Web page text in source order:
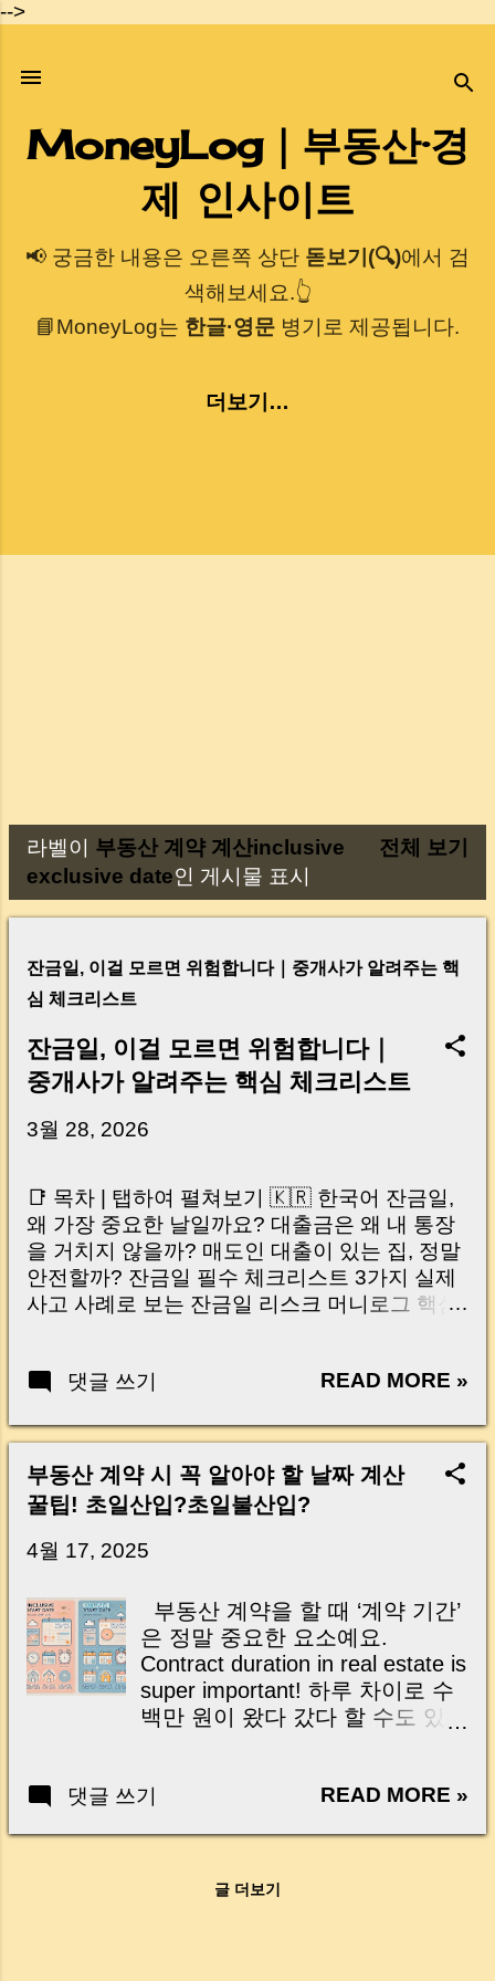
-->
기본 콘텐츠로 건너뛰기
MoneyLog｜부동산·경
제 인사이트
📢 궁금한 내용은 오른쪽 상단 돋보기(🔍)에서 검
색해보세요.👆
📘MoneyLog는 한글·영문 병기로 제공됩니다.
더보기…
글
라벨이 부동산 계약 계산inclusive
exclusive date인 게시물 표시
전체 보기
잔금일, 이걸 모르면 위험합니다｜중개사가 알려주는 핵
심 체크리스트
잔금일, 이걸 모르면 위험합니다｜
중개사가 알려주는 핵심 체크리스트
3월 28, 2026
📑 목차 | 탭하여 펼쳐보기 🇰🇷 한국어 잔금일,
왜 가장 중요한 날일까요? 대출금은 왜 내 통장
을 거치지 않을까? 매도인 대출이 있는 집, 정말
안전할까? 잔금일 필수 체크리스트 3가지 실제
사고 사례로 보는 잔금일 리스크 머니로그 핵심
Your Account Is It Safe If the Seller Has a
Real Risks and Mistakes to Avoid MoneyLog
Key Takeaway 혹시 이런 생각 해보신 적 있으
신가요? “잔금일… 그냥 돈 보내고 끝나는 거 아
닌가요?” 하지만 현장에서 보면 전혀 그렇지 않
습니다. 잔금일은 ‘서류 몇 장 처리하는 날’이 아
이는 가장 긴장되는 순간 입니다. 실제로 제가
중개 현장에서 겪었던 일입니다. 금요일 오후 3
시, 이체 한도에 막혀 송금이 멈췄고 그 자리에
서 계약이 무산될 뻔한 아찔한 상황이 있었습니
다. 또 어떤 분은 이렇게 말씀하십니다. “내 대출
인데 왜 내 통장으로 안 들어오죠?” “매도인이 대
사실은 ‘구조’를 몰라서 생기는 걱정입니다. 그래
서 오늘은 잔금일에 실제로 돈이 어떻게 움직이
는지, 왜 사고가 나는지, 그리고 무엇을 꼭 준비
드리겠습니다. 이 글 하나만 제대로 이해하시면,
댓글 쓰기 READ MORE »
부동산 계약 시 꼭 알아야 할 날짜 계산
꿀팁! 초일산입?초일불산입?
4월 17, 2025
부동산 계약을 할 때 ‘계약 기간’
은 정말 중요한 요소예요.
Contract duration in real estate is
super important! 하루 차이로 수
백만 원이 왔다 갔다 할 수도 있다
could cost you millions of won?
renewals, two terms are crucial:
댓글 쓰기 READ MORE »
글 더보기